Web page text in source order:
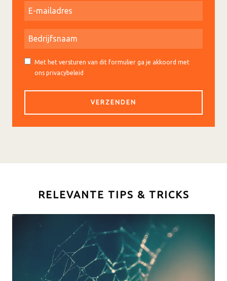
Met het versturen van dit formulier ga je akkoord met
ons privacybeleid
RELEVANTE TIPS & TRICKS